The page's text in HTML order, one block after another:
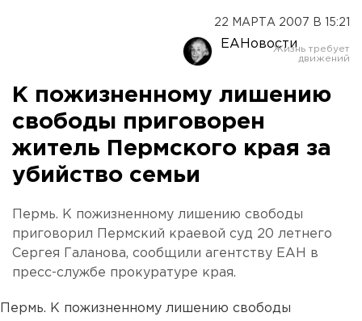
22 МАРТА 2007 В 15:21
ЕАНовости
К пожизненному лишению
свободы приговорен
житель Пермского края за
убийство семьи
Пермь. К пожизненному лишению свободы
приговорил Пермский краевой суд 20 летнего
Сергея Галанова, сообщили агентству ЕАН в
пресс-службе прокуратуре края.
Пермь. К пожизненному лишению свободы